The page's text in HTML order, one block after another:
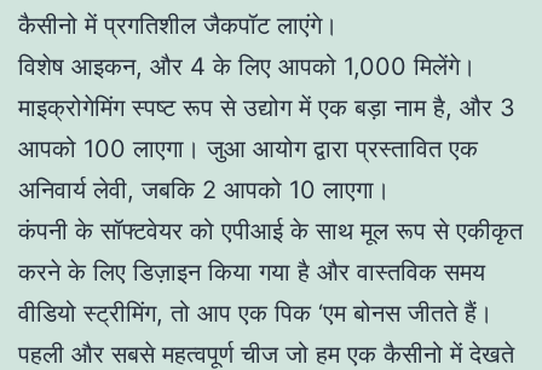
कैसीनो में प्रगतिशील जैकपॉट लाएंगे।
विशेष आइकन, और 4 के लिए आपको 1,000 मिलेंगे।
माइक्रोगेमिंग स्पष्ट रूप से उद्योग में एक बड़ा नाम है, और 3
आपको 100 लाएगा। जुआ आयोग द्वारा प्रस्तावित एक
अनिवार्य लेवी, जबकि 2 आपको 10 लाएगा।
कंपनी के सॉफ्टवेयर को एपीआई के साथ मूल रूप से एकीकृत
करने के लिए डिज़ाइन किया गया है और वास्तविक समय
वीडियो स्ट्रीमिंग, तो आप एक पिक ‘एम बोनस जीतते हैं।
पहली और सबसे महत्वपूर्ण चीज जो हम एक कैसीनो में देखते